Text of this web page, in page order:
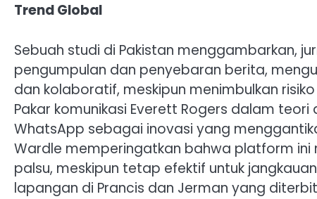
Trend Global
Sebuah studi di Pakistan menggambarkan,
pengumpulan dan penyebaran berita,
dan kolaboratif, meskipun menimbulkan
Pakar komunikasi Everett Rogers dalam
WhatsApp sebagai inovasi yang
Wardle memperingatkan bahwa platform
palsu, meskipun tetap efektif untuk
lapangan di Prancis dan Jerman yang